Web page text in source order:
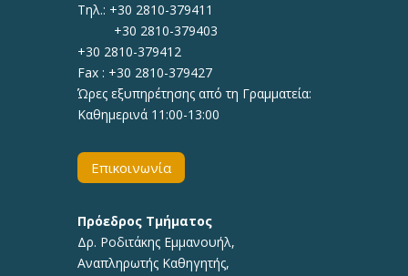
Τηλ.: +30 2810-379411
+30 2810-379403
+30 2810-379412
Fax : +30 2810-379427
Ώρες εξυπηρέτησης από τη Γραμματεία:
Καθημερινά 11:00-13:00
Επικοινωνία
Πρόεδρος Τμήματος
Δρ. Ροδιτάκης Εμμανουήλ,
Αναπληρωτής Καθηγητής,